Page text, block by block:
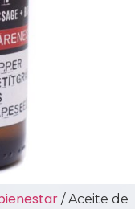
/ Aceite de